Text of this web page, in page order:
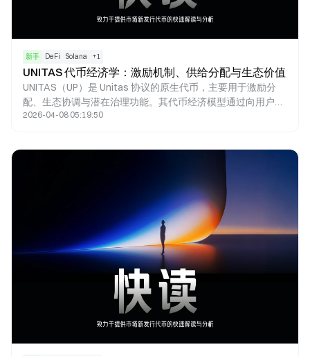
新手 DeFi Solana +1
UNITAS 代币经济学：激励机制、供给分配与生态价值
UNITAS（UP）是 Unitas 协议的原生代币，主要用于激励分
配、生态协调与潜在治理功能。其代币经济模型通过向用户、
流动性提供者与生态参与者分配代币，推动稳定币 USDu 的使
2026-04-08 05:19:50